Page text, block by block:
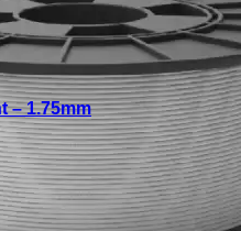
– 1.75mm